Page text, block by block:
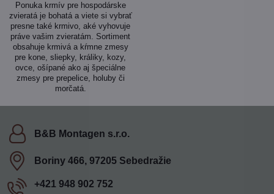
Ponuka krmív pre hospodárske
zvieratá je bohatá a viete si vybrať
presne také krmivo, aké vyhovuje
práve vašim zvieratám. Sortiment
obsahuje krmivá a kŕmne zmesy
pre kone, sliepky, králiky, kozy,
ovce, ošípané ako aj špeciálne
zmesy pre prepelice, holuby či
morčatá.
B&B Montagen s​.r​.o​.
Boriny 466, 97205 Sebedražie
+421 948 902 752